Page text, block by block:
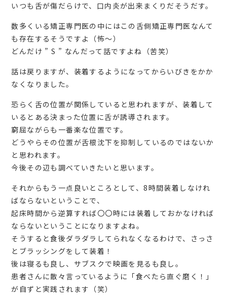
いつも舌が傷だらけで、口内炎が出来まくりだそうだす。
数多くいる矯正専門医の中にはこの舌側矯正専門医なんて
も存在するそうですよ（怖～）
どんだけ ” S ” なんだって話ですよね（苦笑）
話は戻りますが、装着するようになってからいびきをかか
なくなりました。
恐らく舌の位置が関係していると思われますが、装着して
いるとある決まった位置に舌が誘導されます。
窮屈ながらも一番楽な位置です。
どうやらその位置が舌根沈下を抑制しているのではないか
と思われます。
今後その辺も調べていきたいと思います。
それからもう一点良いところとして、8時間装着しなけれ
ばならないということで、
起床時間から逆算すれば〇〇時には装着しておかなければ
ならないということになりますよね。
そうすると食後ダラダラしてられなくなるわけで、さっさ
とブラッシングをして装着！
後は寝るも良し、サブスクで映画を見るも良し。
患者さんに散々言っているように「食べたら直ぐ磨く！」
が自ずと実践されます（笑）